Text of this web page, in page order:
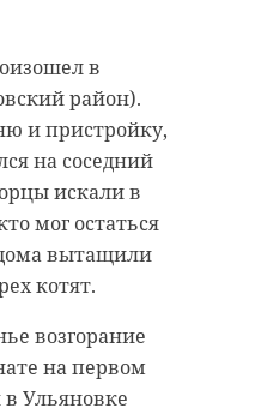
в
район).
и пристройку,
на соседний
искали в
мог остаться
вытащили
котят.
возгорание
на первом
Ульяновке